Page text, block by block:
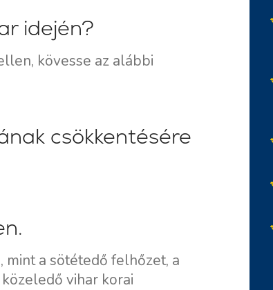
idején?
kövesse az alábbi
csökkentésére
a sötétedő felhőzet, a
vihar korai
Úti célok
Šibenik Vitorlázási Régió
Régió
Marina Kremik,
Baotic